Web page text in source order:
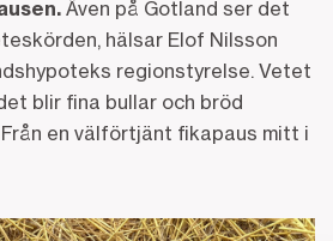
Även på Gotland ser det
hälsar Elof Nilsson
regionstyrelse. Vetet
blir fina bullar och bröd
en välförtjänt fikapaus mitt i